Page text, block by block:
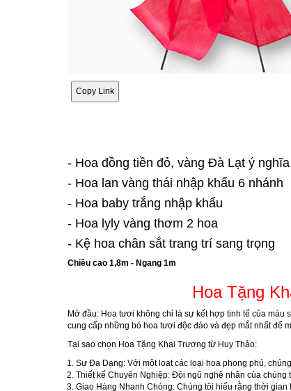
Copy Link
- Hoa đồng tiền đỏ, vàng Đà Lạt ý
- Hoa lan vàng thái nhập khẩu 6 nhánh
- Hoa baby trắng nhập khẩu
- Hoa lyly vàng thơm 2 hoa
- Kệ hoa chân sắt trang trí sang trọng
Chiều cao 1,8m - Ngang 1m
Hoa Tặng
Mở đầu: Hoa tươi không chỉ là sự kết hợp tinh tế của màu
cung cấp những bó hoa tươi độc đáo và đẹp mắt nhất để
Tại sao chọn Hoa Tặng Khai Trương từ Huy Thảo:
Sự Đa Dạng: Với một loạt các loại hoa phong phú,
Thiết kế Chuyên Nghiệp: Đội ngũ nghệ nhân của chúng
Giao Hàng Nhanh Chóng: Chúng tôi hiểu rằng thời gian